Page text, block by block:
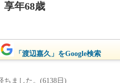
享年68歳
「渡辺嘉久」をGoogle検索
ちました。(6138日)